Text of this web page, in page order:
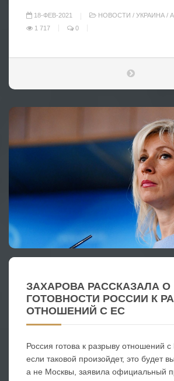
18-ФЕВ-2021 НОВОСТИ / УКРАИНА /
1 717
0
ЗАХАРОВА РАССКАЗАЛА О
ГОТОВНОСТИ РОССИИ К
ОТНОШЕНИЙ С ЕС
Россия готова к разрыву отношений
если таковой произойдет, это будет
а не Москвы, заявила официальный